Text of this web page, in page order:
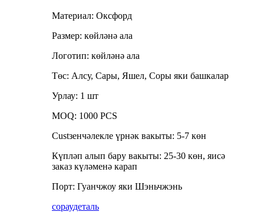
Материал: Оксфорд
Размер: көйләнә ала
Логотип: көйләнә ала
Төс: Алсу, Сары, Яшел, Соры яки башкалар
Урлау: 1 шт
MOQ: 1000 PCS
Custзенчәлекле үрнәк вакыты: 5-7 көн
Күпләп алып бару вакыты: 25-30 көн, яисә
заказ күләменә карап
Порт: Гуанчжоу яки Шэньчжэнь
сораудеталь